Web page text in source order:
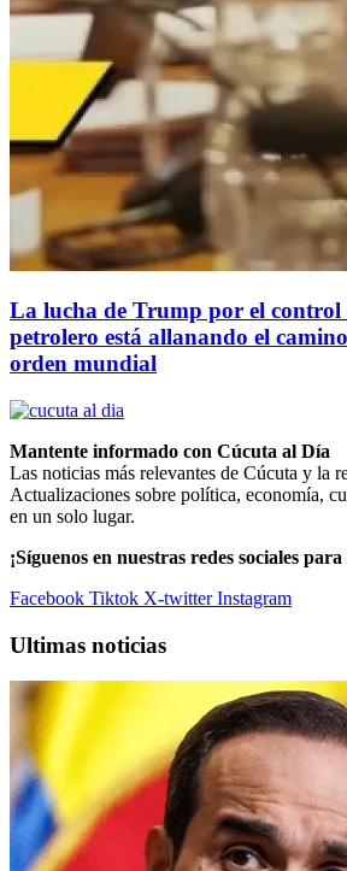
La lucha de Trump por el control
petrolero está allanando el
orden mundial
Mantente informado con Cúcuta al Día
Las noticias más relevantes de Cúcuta y la
Actualizaciones sobre política, economía,
en un solo lugar.
¡Síguenos en nuestras redes sociales
Facebook Tiktok X-twitter Instagram
Ultimas noticias